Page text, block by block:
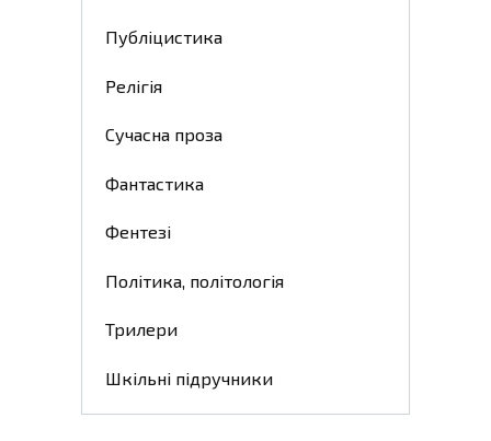
Публіцистика
Релігія
Сучасна проза
Фантастика
Фентезі
Політика, політологія
Трилери
Шкільні підручники